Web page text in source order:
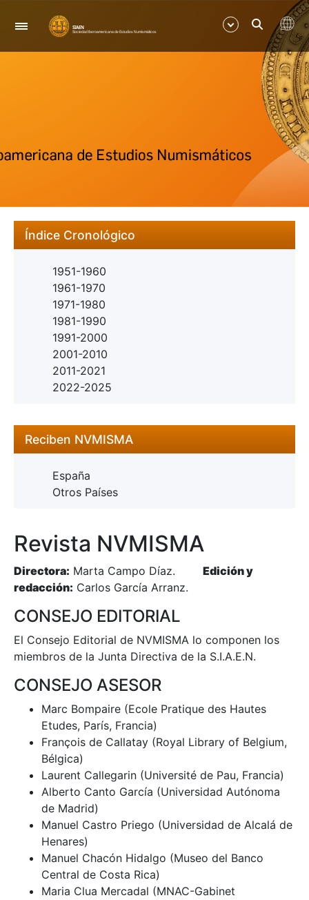
Navigation
Show/Hide
Índice Cronológico
1951-1960
1961-1970
1971-1980
1981-1990
1991-2000
2001-2010
2011-2021
2022-2025
Reciben NVMISMA
España
Otros Países
Revista NVMISMA
Directora: Marta Campo Díaz. Edición y
redacción: Carlos García Arranz.
CONSEJO EDITORIAL
El Consejo Editorial de NVMISMA lo componen los
miembros de la Junta Directiva de la S.I.A.E.N.
CONSEJO ASESOR
Marc Bompaire (Ecole Pratique des Hautes
Etudes, París, Francia)
François de Callatay (Royal Library of Belgium,
Bélgica)
Laurent Callegarin (Université de Pau, Francia)
Alberto Canto García (Universidad Autónoma
de Madrid)
Manuel Castro Priego (Universidad de Alcalá de
Henares)
Manuel Chacón Hidalgo (Museo del Banco
Central de Costa Rica)
Maria Clua Mercadal (MNAC-Gabinet